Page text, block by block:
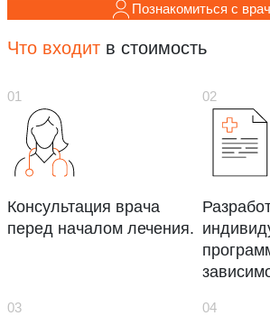
Познакомиться с
Что входит в стоимость
Консультация врача
перед началом лечения.